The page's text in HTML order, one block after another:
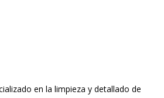
en la limpieza y detallado de